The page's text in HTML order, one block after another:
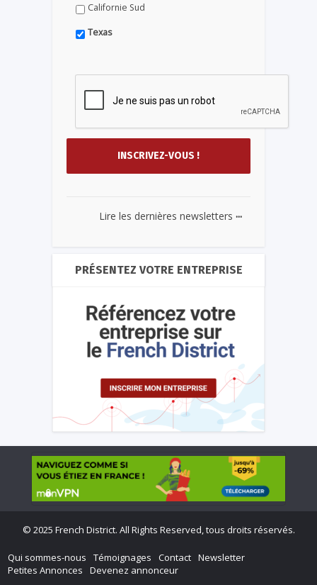
Californie Sud
Texas
Lire les dernières newsletters ...
PRÉSENTEZ VOTRE ENTREPRISE
© 2025 French District. All Rights Reserved, tous droits réservés.
Qui sommes-nous Témoignages Contact Newsletter
Petites Annonces
Devenez annonceur